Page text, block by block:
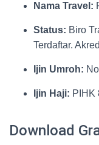
Nama Travel:
Status: Biro
Terdaftar.
Ijin Umroh:
Ijin Haji: PIHK
Download